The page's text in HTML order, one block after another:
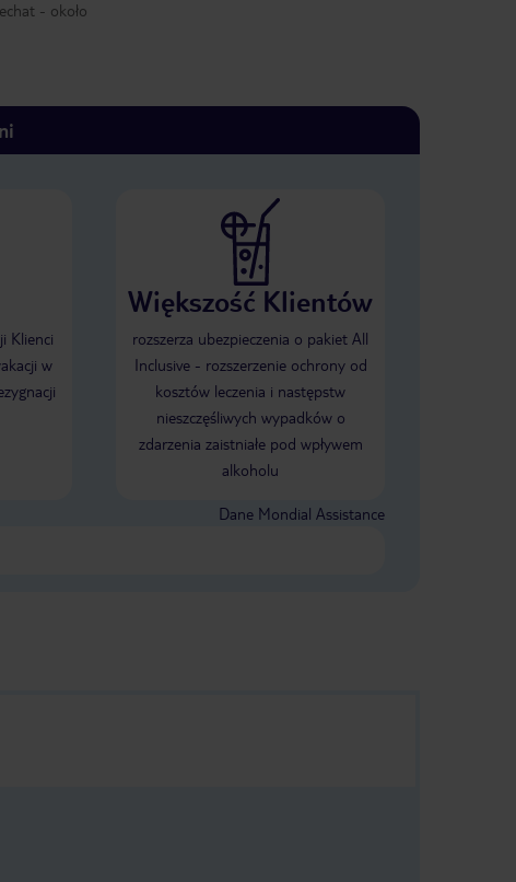
- około
Klienci
w
Większość Klientów
rozszerza ubezpieczenia o pakiet All
Inclusive - rozszerzenie ochrony od
kosztów leczenia i następstw
nieszczęśliwych wypadków o
zdarzenia zaistniałe pod wpływem
alkoholu
Dane Mondial Assistance